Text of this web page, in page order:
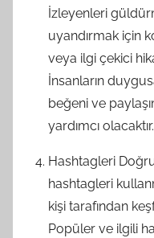
İzleyenleri
uyandırmak için
veya ilgi çekici
İnsanların
beğeni ve
yardımcı olacaktır.
Hashtagleri
hashtagleri
kişi tarafından
Popüler ve ilgili